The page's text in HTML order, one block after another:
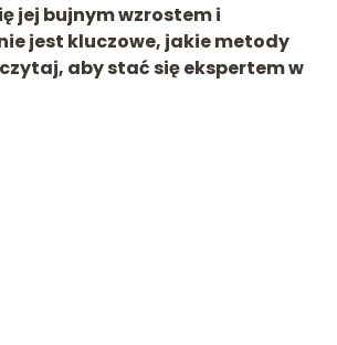
jej bujnym wzrostem i
jest kluczowe, jakie metody
aby stać się ekspertem w